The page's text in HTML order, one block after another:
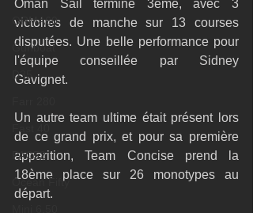
ORMA60
Gunboat
D35
PAC52
Ocean Fifty
Oman Sail termine 3ème, avec 3
victoires de manche sur 13 courses
disputées. Une belle performance pour
l'équipe conseillée par Sidney
Gavignet.
Un autre team ultime était présent lors
de ce grand prix, et pour sa première
apparition, Team Concise prend la
18ème place sur 26 monotypes au
départ.